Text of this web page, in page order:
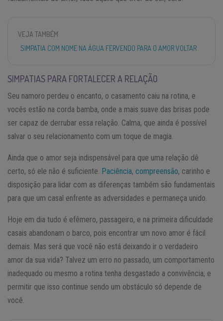
VEJA TAMBÉM
SIMPATIA COM NOME NA ÁGUA FERVENDO PARA O AMOR VOLTAR
SIMPATIAS PARA FORTALECER A RELAÇÃO
Seu namoro perdeu o encanto, o casamento caiu na rotina, e
vocês estão na corda bamba, onde a mais suave das brisas pode
ser capaz de derrubar essa relação. Calma, que ainda é possível
salvar o seu relacionamento com um toque de magia.
Ainda que o amor seja indispensável para que uma relação dê
certo, só ele não é suficiente. Paciência, compreensão, carinho e
disposição para lidar com as diferenças também são fundamentais
para que um casal enfrente as adversidades e permaneça unido.
Hoje em dia tudo é efêmero, passageiro, e na primeira dificuldade
casais abandonam o barco, pois encontrar um novo amor é fácil
demais. Mas será que você não está deixando ir o verdadeiro
amor da sua vida? Talvez um erro no passado, um comportamento
inadequado ou mesmo a rotina tenha desgastado a convivência; e
permitir que isso continue sendo um obstáculo só depende de
você.